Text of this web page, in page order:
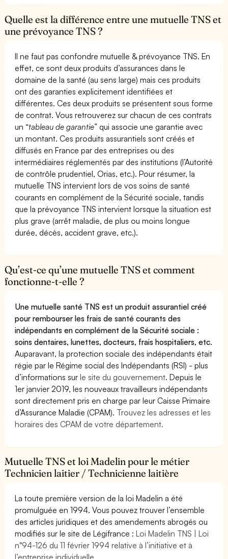
Quelle est la différence entre une mutuelle TNS et
une prévoyance TNS ?
Il ne faut pas confondre mutuelle & prévoyance TNS. En
effet, ce sont deux produits d’assurances dans le
domaine de la santé (au sens large) mais ces produits
ont des garanties explicitement identifiées et
différentes. Ces deux produits se présentent sous forme
de contrat. Vous retrouverez sur chacun de ces contrats
un “tableau de garantie” qui associe une garantie avec
un montant. Ces produits assurantiels sont créés et
diffusés en France par des entreprises ou des
intermédiaires réglementés par des institutions (l’Autorité
de contrôle prudentiel, Orias, etc.). Pour résumer, la
mutuelle TNS intervient lors de vos soins de santé
courants en complément de la Sécurité sociale, tandis
que la prévoyance TNS intervient lorsque la situation est
plus grave (arrêt maladie, de plus ou moins longue
durée, décès, accident grave, etc.).
Qu’est-ce qu’une mutuelle TNS et comment
fonctionne-t-elle ?
Une mutuelle santé TNS est un produit assurantiel créé
pour rembourser les frais de santé courants des
indépendants en complément de la Sécurité sociale :
soins dentaires, lunettes, docteurs, frais hospitaliers, etc.
Auparavant, la protection sociale des indépendants était
régie par le Régime social des Indépendants (RSI) - plus
d’informations surle site du gouvernement. Depuis le
1er janvier 2019, les nouveaux travailleurs indépendants
sont directement pris en charge par leur Caisse Primaire
d’Assurance Maladie (CPAM). Trouvez les adresses et les
horaires des CPAM de votre département.
Mutuelle TNS et loi Madelin pour le métier
Technicien laitier / Technicienne laitière
La toute première version de la loi Madelin a été
promulguée en 1994. Vous pouvez trouver l’ensemble
des articles juridiques et des amendements abrogés ou
modifiés sur le site de Légifrance :Loi Madelin TNS | Loi
n°94-126 du 11 février 1994 relative à l’initiative et à
l’entreprise individuelle